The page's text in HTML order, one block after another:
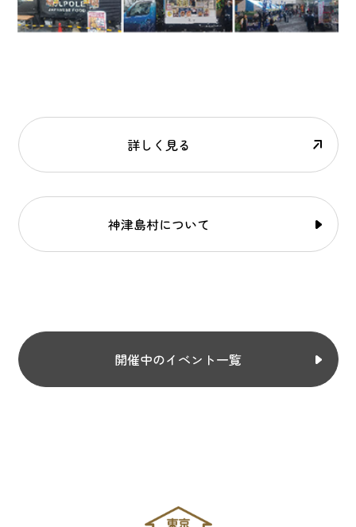
詳しく見る
神津島村について
開催中のイベント一覧